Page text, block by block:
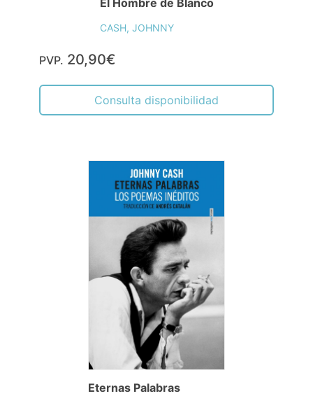
CASH, JOHNNY
PVP. 20,90€
Consulta disponibilidad
Eternas Palabras